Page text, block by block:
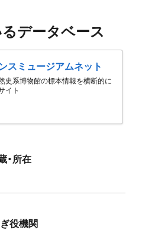
データベース
スミュージアムネット
史系博物館の標本情報を横断的に
イト
・所在
役機関